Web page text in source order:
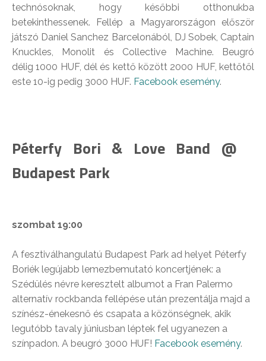
technósoknak, hogy későbbi otthonukba
betekinthessenek. Fellép a Magyarországon először
játszó Daniel Sanchez Barcelonából, DJ Sobek, Captain
Knuckles, Monolit és Collective Machine. Beugró
délig 1000 HUF, dél és kettő között 2000 HUF, kettőtől
este 10-ig pedig 3000 HUF. Facebook esemény.
Péterfy Bori & Love Band @
Budapest Park
szombat 19:00
A fesztiválhangulatú Budapest Park ad helyet Péterfy
Boriék legújabb lemezbemutató koncertjének: a
Szédülés névre keresztelt albumot a Fran Palermo
alternatív rockbanda fellépése után prezentálja majd a
színész-énekesnő és csapata a közönségnek, akik
legutóbb tavaly júniusban léptek fel ugyanezen a
színpadon. A beugró 3000 HUF! Facebook esemény.